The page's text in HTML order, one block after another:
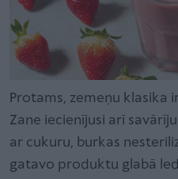
Protams, zemeņu klasika
Zane iecienījusi arī
ar cukuru, burkas
gatavo produktu glabā